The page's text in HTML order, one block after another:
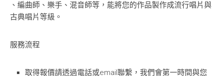
、編曲師、樂手、混音師等，能將您的作品製作成流行唱片與
古典唱片等級。
服務流程
取得報價請透過電話或email聯繫，我們會第一時間與您